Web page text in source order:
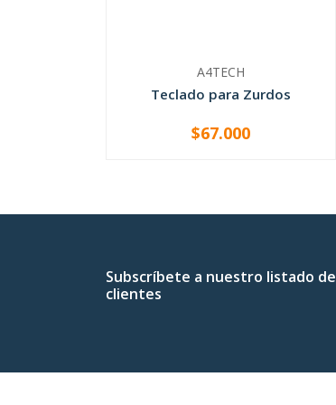
A4TECH
Teclado para Zurdos
+
$67.000
Subscríbete a nuestro listado de
clientes